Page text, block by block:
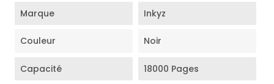
Marque Inkyz
Couleur Noir
Capacité 18000 Pages